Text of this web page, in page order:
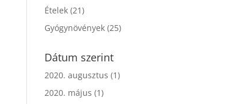
Ételek (21)
Gyógynövények (25)
Dátum szerint
2020. augusztus (1)
2020. május (1)